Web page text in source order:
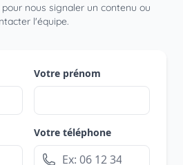
nous signaler un contenu ou
l'équipe.
Votre prénom
Votre téléphone